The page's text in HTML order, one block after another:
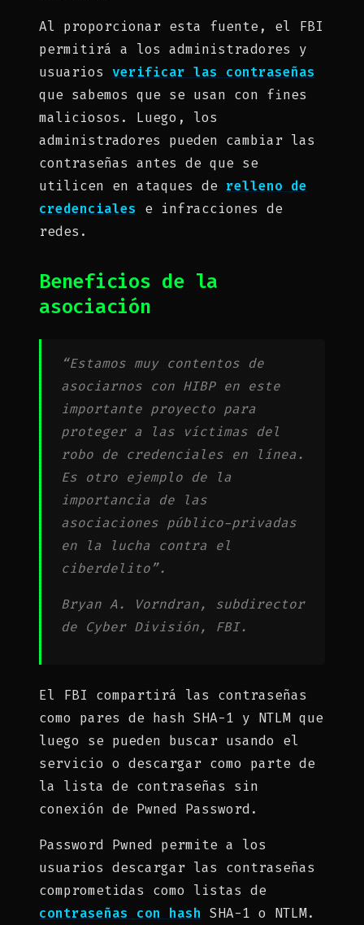
Al proporcionar esta fuente, el FBI
permitirá a los administradores y
usuarios verificar las contraseñas
que sabemos que se usan con fines
maliciosos. Luego, los
administradores pueden cambiar las
contraseñas antes de que se
utilicen en ataques de relleno de
credenciales e infracciones de
redes.
Beneficios de la
asociación
“Estamos muy contentos de
asociarnos con HIBP en este
importante proyecto para
proteger a las víctimas del
robo de credenciales en línea.
Es otro ejemplo de la
importancia de las
asociaciones público-privadas
en la lucha contra el
ciberdelito”.
Bryan A. Vorndran, subdirector
de Cyber División, FBI.
El FBI compartirá las contraseñas
como pares de hash SHA-1 y NTLM que
luego se pueden buscar usando el
servicio o descargar como parte de
la lista de contraseñas sin
conexión de Pwned Password.
Password Pwned permite a los
usuarios descargar las contraseñas
comprometidas como listas de
contraseñas con hash SHA-1 o NTLM.